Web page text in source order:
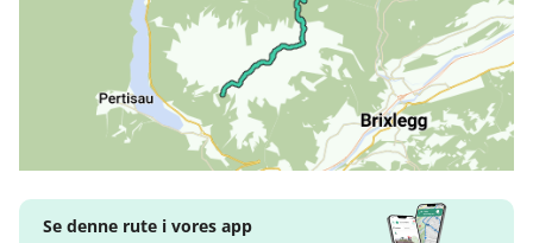
Se denne rute i vores app